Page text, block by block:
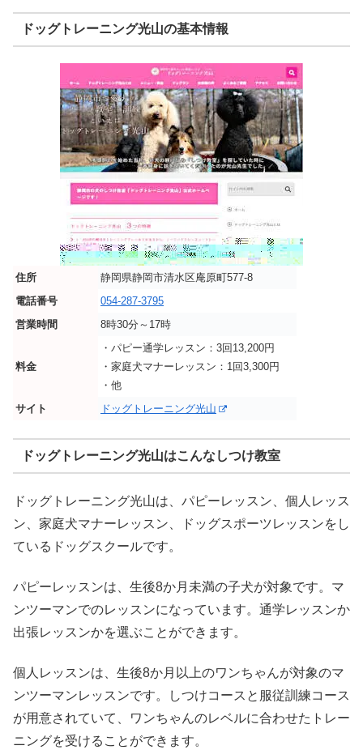
ドッグトレーニング光山の基本情報
住所
静岡県静岡市清水区庵原町577-8
電話番号
054-287-3795
営業時間
8時30分～17時
料金
・パピー通学レッスン：3回13,200円
・家庭犬マナーレッスン：1回3,300円
・他
サイト
ドッグトレーニング光山
ドッグトレーニング光山はこんなしつけ教室
ドッグトレーニング光山は、パピーレッスン、個人レッス
ン、家庭犬マナーレッスン、ドッグスポーツレッスンをし
ているドッグスクールです。
パピーレッスンは、生後8か月未満の子犬が対象です。マ
ンツーマンでのレッスンになっています。通学レッスンか
出張レッスンかを選ぶことができます。
個人レッスンは、生後8か月以上のワンちゃんが対象のマ
ンツーマンレッスンです。しつけコースと服従訓練コース
が用意されていて、ワンちゃんのレベルに合わせたトレー
ニングを受けることができます。